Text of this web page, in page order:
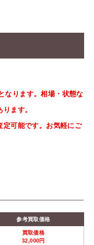
なります。相場・状態な
ます。
可能です。お気軽にご
参考買取価格
買取価格
32,000円